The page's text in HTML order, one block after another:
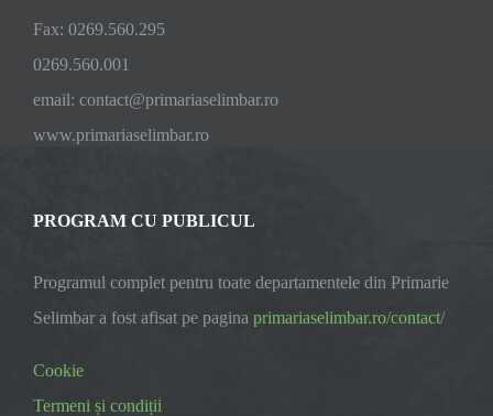
Fax: 0269.560.295
0269.560.001
email: contact@primariaselimbar.ro
www.primariaselimbar.ro
PROGRAM CU PUBLICUL
Programul complet pentru toate departamentele din Primarie
Selimbar a fost afisat pe pagina primariaselimbar.ro/contact/
Cookie
Termeni și condiții